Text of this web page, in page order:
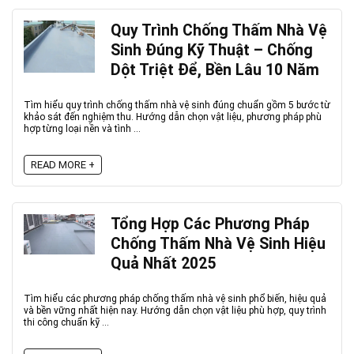
Quy Trình Chống Thấm Nhà Vệ
Sinh Đúng Kỹ Thuật – Chống
Dột Triệt Để, Bền Lâu 10 Năm
Tìm hiểu quy trình chống thấm nhà vệ sinh đúng chuẩn gồm 5 bước từ
khảo sát đến nghiệm thu. Hướng dẫn chọn vật liệu, phương pháp phù
hợp từng loại nền và tình ...
READ MORE +
Tổng Hợp Các Phương Pháp
Chống Thấm Nhà Vệ Sinh Hiệu
Quả Nhất 2025
Tìm hiểu các phương pháp chống thấm nhà vệ sinh phổ biến, hiệu quả
và bền vững nhất hiện nay. Hướng dẫn chọn vật liệu phù hợp, quy trình
thi công chuẩn kỹ ...